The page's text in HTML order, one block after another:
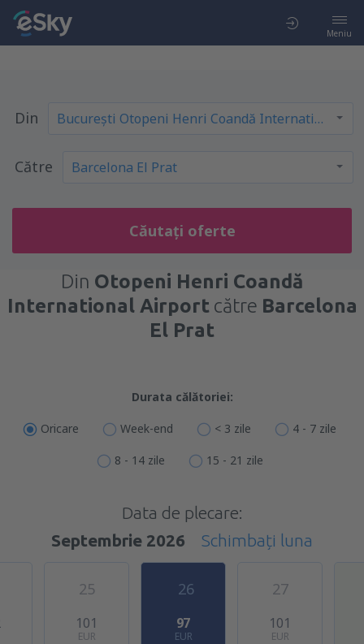
Meniu
Din
Către
Căutați oferte
Din Otopeni Henri Coandă
International Airportcătre Barcelona
El Prat
Durata călătoriei:
Oricare Week-end < 3 zile 4 - 7 zile
8 - 14 zile 15 - 21 zile
Data de plecare:
Septembrie 2026
Schimbați luna
25
101
EUR
26
97
EUR
27
101
EUR